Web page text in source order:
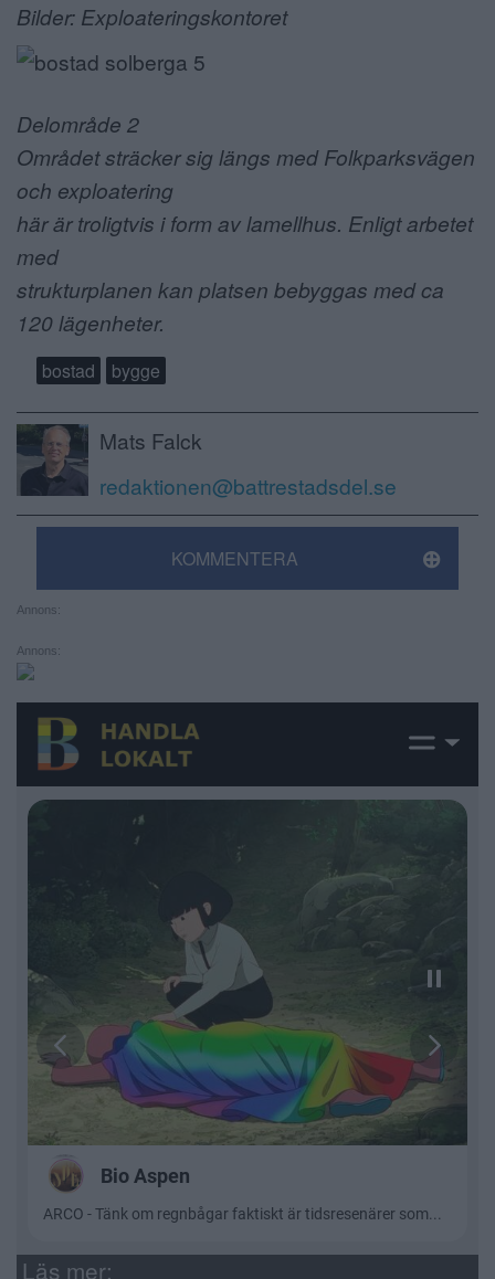
Bilder: Exploateringskontoret
Delområde 2
Området sträcker sig längs med Folkparksvägen
och exploatering
här är troligtvis i form av lamellhus. Enligt arbetet
med
strukturplanen kan platsen bebyggas med ca
120 lägenheter.
bostad bygge
Mats Falck
redaktionen@battrestadsdel.se
KOMMENTERA
Annons:
Annons:
Läs mer: